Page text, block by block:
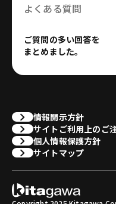
よくある質問
ご質問の多い回答を
まとめました。
情報開示方針
サイトご利用上のご
個人情報保護方針
サイトマップ